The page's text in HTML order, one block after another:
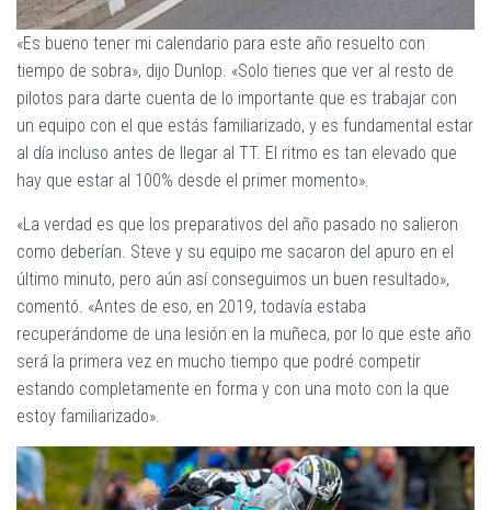
«Es bueno tener mi calendario para este año resuelto con
tiempo de sobra», dijo Dunlop. «Solo tienes que ver al resto de
pilotos para darte cuenta de lo importante que es trabajar con
un equipo con el que estás familiarizado, y es fundamental estar
al día incluso antes de llegar al TT. El ritmo es tan elevado que
hay que estar al 100% desde el primer momento».
«La verdad es que los preparativos del año pasado no salieron
como deberían. Steve y su equipo me sacaron del apuro en el
último minuto, pero aún así conseguimos un buen resultado»,
comentó. «Antes de eso, en 2019, todavía estaba
recuperándome de una lesión en la muñeca, por lo que este año
será la primera vez en mucho tiempo que podré competir
estando completamente en forma y con una moto con la que
estoy familiarizado».